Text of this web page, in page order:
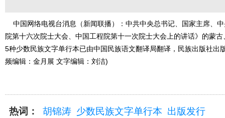
中国网络电视台消息（新闻联播）：中共中央总书记、国家主席、
院第十六次院士大会、中国工程院第十一次院士大会上的讲话》的蒙
5种少数民族文字单行本已由中国民族语文翻译局翻译，民族出版社出
频编辑：金月展 文字编辑：刘洁)
热词： 胡锦涛 少数民族文字单行本 出版发行